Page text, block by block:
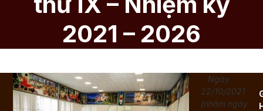
2021 – 2026
Ngày
22/10/2021
(nhằm ngày